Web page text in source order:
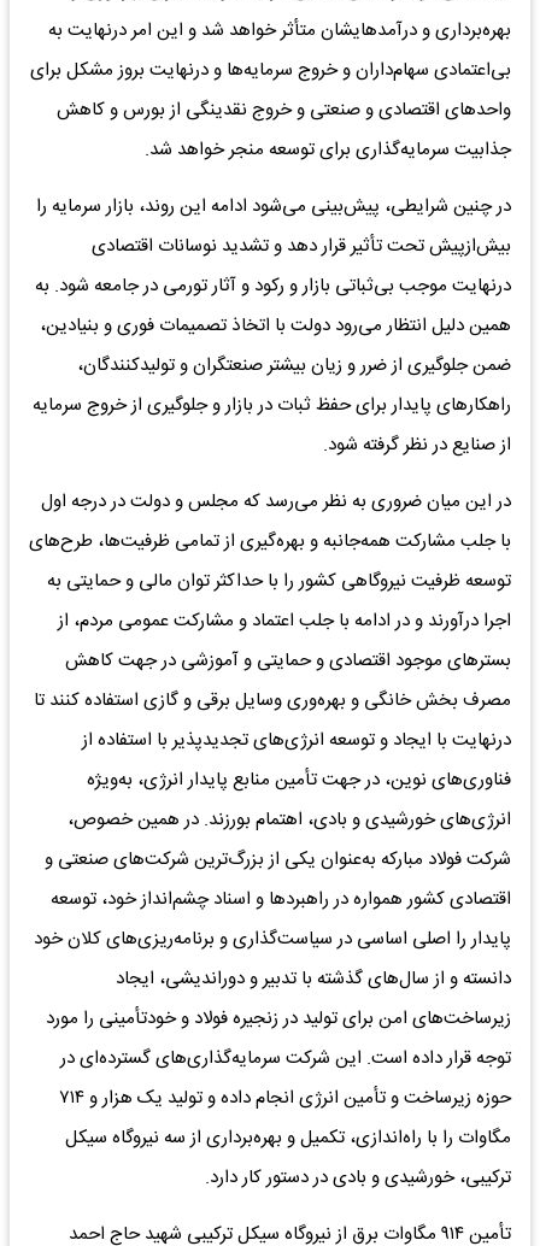
بهره‌برداری و درآمدهایشان متأثر خواهد شد و این امر درنهایت به
بی‌اعتمادی سهام‌داران و خروج سرمایه‌ها و درنهایت بروز مشکل برای
واحدهای اقتصادی و صنعتی و خروج نقدینگی از بورس و کاهش
جذابیت سرمایه‌گذاری برای توسعه منجر خواهد شد.
در چنین شرایطی، پیش‌بینی می‌شود ادامه این روند، بازار سرمایه را
بیش‌ازپیش تحت تأثیر قرار دهد و تشدید نوسانات اقتصادی
درنهایت موجب بی‌ثباتی بازار و رکود و آثار تورمی در جامعه شود. به
همین دلیل انتظار می‌رود دولت با اتخاذ تصمیمات فوری و بنیادین،
ضمن جلوگیری از ضرر و زیان بیشتر صنعتگران و تولیدکنندگان،
راهکارهای پایدار برای حفظ ثبات در بازار و جلوگیری از خروج سرمایه
از صنایع در نظر گرفته شود.
در این میان ضروری به نظر می‌رسد که مجلس و دولت در درجه اول
با جلب مشارکت همه‌جانبه و بهره‌گیری از تمامی ظرفیت‌ها، طرح‌های
توسعه ظرفیت نیروگاهی کشور را با حداکثر توان مالی و حمایتی به
اجرا درآورند و در ادامه با جلب اعتماد و مشارکت عمومی مردم، از
بسترهای موجود اقتصادی و حمایتی و آموزشی در جهت کاهش
مصرف بخش خانگی و بهره‌وری وسایل برقی و گازی استفاده کنند تا
درنهایت با ایجاد و توسعه انرژی‌های تجدیدپذیر با استفاده از
فناوری‌های نوین، در جهت تأمین منابع پایدار انرژی، به‌ویژه
انرژی‌های خورشیدی و بادی، اهتمام بورزند. در همین خصوص،
شرکت فولاد مبارکه به‌عنوان یکی از بزرگ‌ترین شرکت‌های صنعتی و
اقتصادی کشور همواره در راهبردها و اسناد چشم‌انداز خود، توسعه
پایدار را اصلی اساسی در سیاست‌گذاری و برنامه‌ریزی‌های کلان خود
دانسته و از سال‌های گذشته با تدبیر و دوراندیشی، ایجاد
زیرساخت‌های امن برای تولید در زنجیره فولاد و خودتأمینی را مورد
توجه قرار داده است. این شرکت سرمایه‌گذاری‌های گسترده‌ای در
حوزه زیرساخت و تأمین انرژی انجام داده و تولید یک هزار و ۷۱۴
مگاوات را با راه‌اندازی، تکمیل و بهره‌برداری از سه نیروگاه سیکل
ترکیبی، خورشیدی و بادی در دستور کار دارد.
تأمین ۹۱۴ مگاوات برق از نیروگاه سیکل ترکیبی شهید حاج احمد